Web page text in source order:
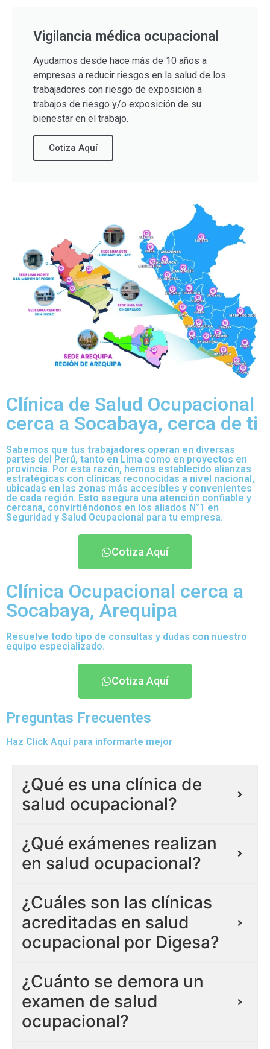
Vigilancia médica ocupacional
Ayudamos desde hace más de 10 años a
empresas a reducir riesgos en la salud de los
trabajadores con riesgo de exposición a
trabajos de riesgo y/o exposición de su
bienestar en el trabajo.
Cotiza Aquí
Clínica de Salud Ocupacional
cerca a Socabaya, cerca de ti
Sabemos que tus trabajadores operan en diversas
partes del Perú, tanto en Lima como en proyectos en
provincia. Por esta razón, hemos establecido alianzas
estratégicas con clínicas reconocidas a nivel nacional,
ubicadas en las zonas más accesibles y convenientes
de cada región. Esto asegura una atención confiable y
cercana, convirtiéndonos en los aliados N°1 en
Seguridad y Salud Ocupacional para tu empresa.
Cotiza Aquí
Clínica Ocupacional cerca a
Socabaya, Arequipa
Resuelve todo tipo de consultas y dudas con nuestro
equipo especializado.
Cotiza Aquí
Preguntas Frecuentes
Haz Click Aquí para informarte mejor
¿Qué es una clínica de
salud ocupacional?
¿Qué exámenes realizan
en salud ocupacional?
¿Cuáles son las clínicas
acreditadas en salud
ocupacional por Digesa?
¿Cuánto se demora un
examen de salud
ocupacional?